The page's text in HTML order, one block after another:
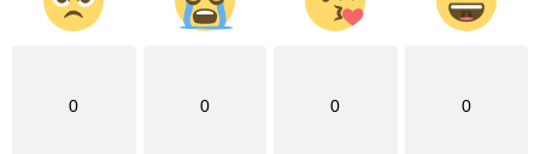
0 0 0 0